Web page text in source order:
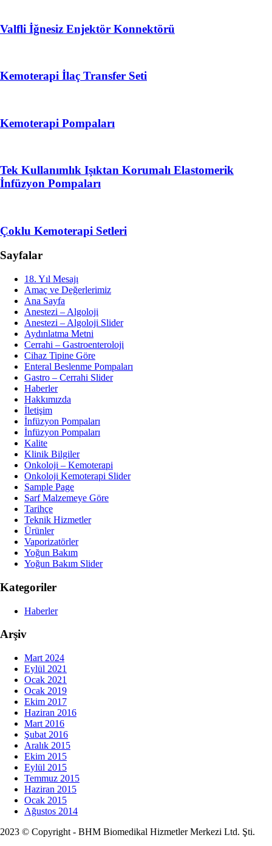
Valfli İğnesiz Enjektör Konnektörü
Kemoterapi İlaç Transfer Seti
Kemoterapi Pompaları
Tek Kullanımlık Işıktan Korumalı Elastomerik
İnfüzyon Pompaları
Çoklu Kemoterapi Setleri
Sayfalar
18. Yıl Mesajı
Amaç ve Değerlerimiz
Ana Sayfa
Anestezi – Algoloji
Anestezi – Algoloji Slider
Aydınlatma Metni
Cerrahi – Gastroenteroloji
Cihaz Tipine Göre
Enteral Beslenme Pompaları
Gastro – Cerrahi Slider
Haberler
Hakkımızda
İletişim
İnfüzyon Pompaları
İnfüzyon Pompaları
Kalite
Klinik Bilgiler
Onkoloji – Kemoterapi
Onkoloji Kemoterapi Slider
Sample Page
Sarf Malzemeye Göre
Tarihçe
Teknik Hizmetler
Ürünler
Vaporizatörler
Yoğun Bakım
Yoğun Bakım Slider
Kategoriler
Haberler
Arşiv
Mart 2024
Eylül 2021
Ocak 2021
Ocak 2019
Ekim 2017
Haziran 2016
Mart 2016
Şubat 2016
Aralık 2015
Ekim 2015
Eylül 2015
Temmuz 2015
Haziran 2015
Ocak 2015
Ağustos 2014
2023 © Copyright - BHM Biomedikal Hizmetler Merkezi Ltd. Şti.